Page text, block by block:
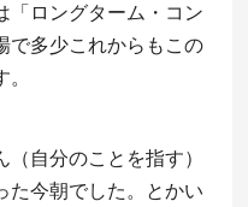
「ロングターム・コン
で多少これからもこの
自分のことを指す）
た今朝でした。とかい